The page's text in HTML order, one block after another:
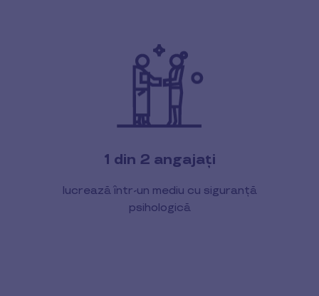
1 din 2 angajați
lucrează într-un mediu cu siguranță
psihologică